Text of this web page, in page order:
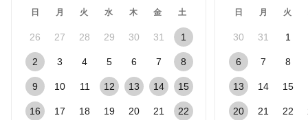
日 月 火 水 木 金 土
26 27 28 29 30 31 1
2 3 4 5 6 7 8
9 10 11 12 13 14 15
16 17 18 19 20 21 22
日 月 火
30 31 1
6 7 8
13 14 15
20 21 22